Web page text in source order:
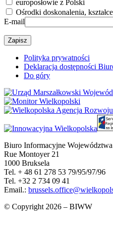
europosłowie z Polski
Ośrodki doskonalenia,
E-mail
Polityka prywatności
Deklaracja dostępności
Do góry
Biuro Informacyjne
Rue Montoyer 21
1000 Bruksela
Tel. + 48 61 278 53 79/95/97/96
Tel. +32 2 734 09 41
Email.:
© Copyright 2026 – BIWW